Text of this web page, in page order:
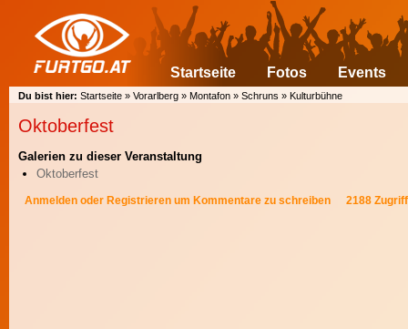
Startseite Fotos Events
Du bist hier: Startseite » Vorarlberg » Montafon » Schruns » Kulturbühne
Oktoberfest
Galerien zu dieser Veranstaltung
Oktoberfest
Anmeldenoder Registrierenum Kommentare zu schreiben 2188